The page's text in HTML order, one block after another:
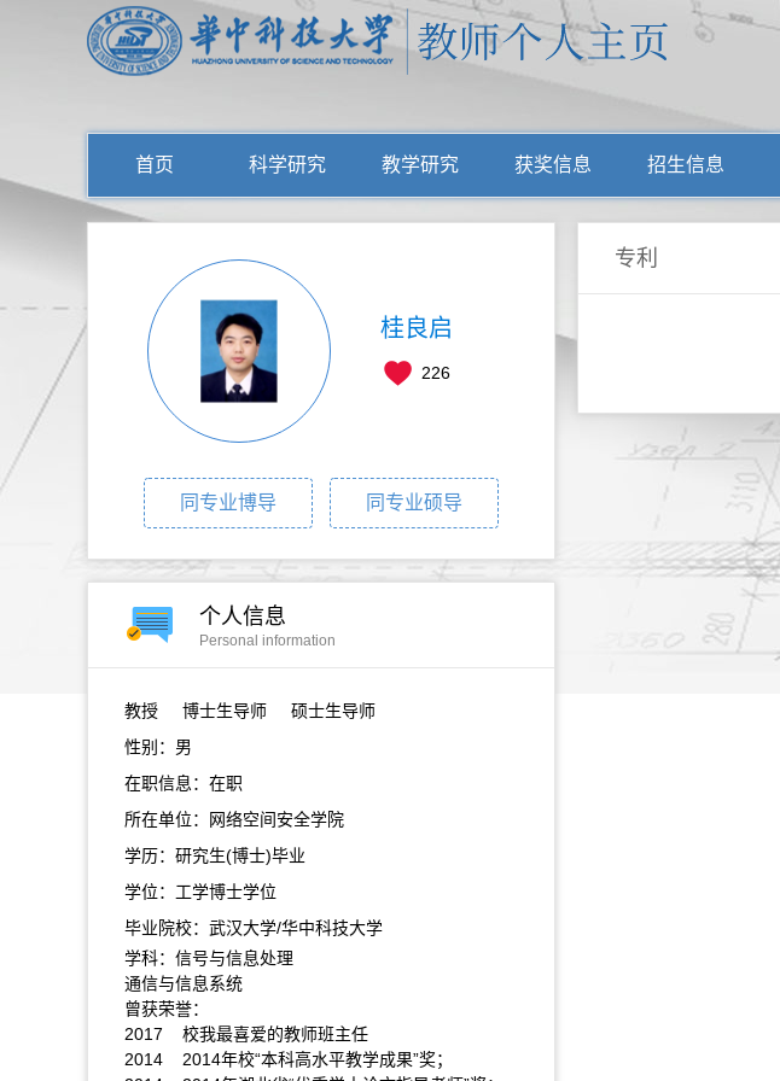
首页 科学研究 教学研究 获奖信息 招生信息
桂良启
226
同专业博导 同专业硕导
个人信息
Personal information
教授
博士生导师 硕士生导师
性别：男
在职信息：在职
所在单位：网络空间安全学院
学历：研究生(博士)毕业
学位：工学博士学位
毕业院校：武汉大学/华中科技大学
学科：信号与信息处理
通信与信息系统
曾获荣誉：
2017 校我最喜爱的教师班主任
2014 2014年校“本科高水平教学成果”奖；
专利